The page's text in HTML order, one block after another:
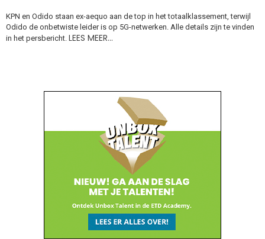
KPN en Odido staan ex-aequo aan de top in het totaalklassement, terwijl
Odido de onbetwiste leider is op 5G-netwerken. Alle details zijn te vinden
in het persbericht. LEES MEER…